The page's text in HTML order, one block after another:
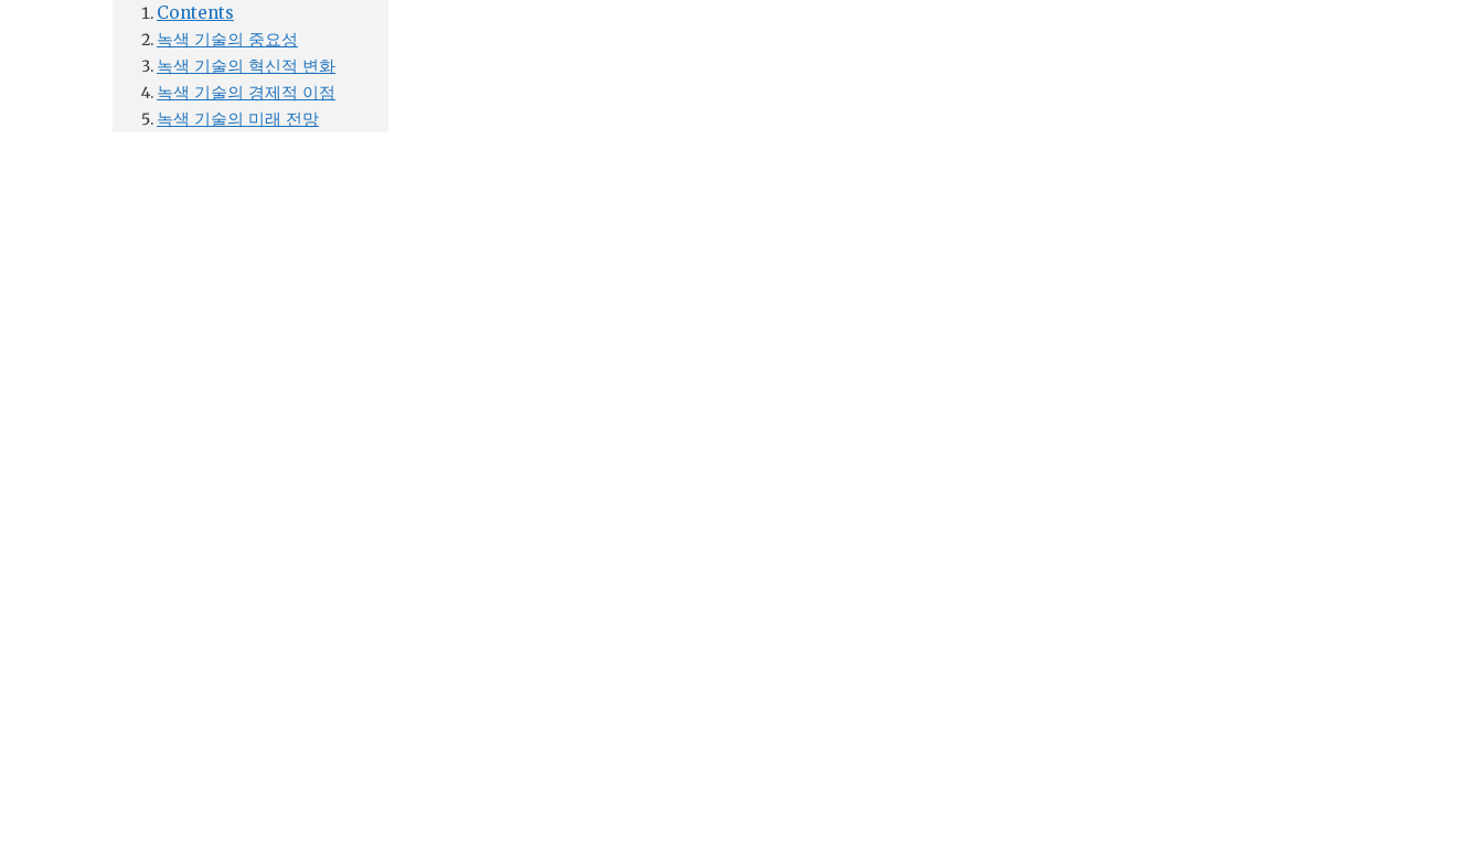
Contents
녹색 기술의 중요성
녹색 기술의 혁신적 변화
녹색 기술의 경제적 이점
녹색 기술의 미래 전망